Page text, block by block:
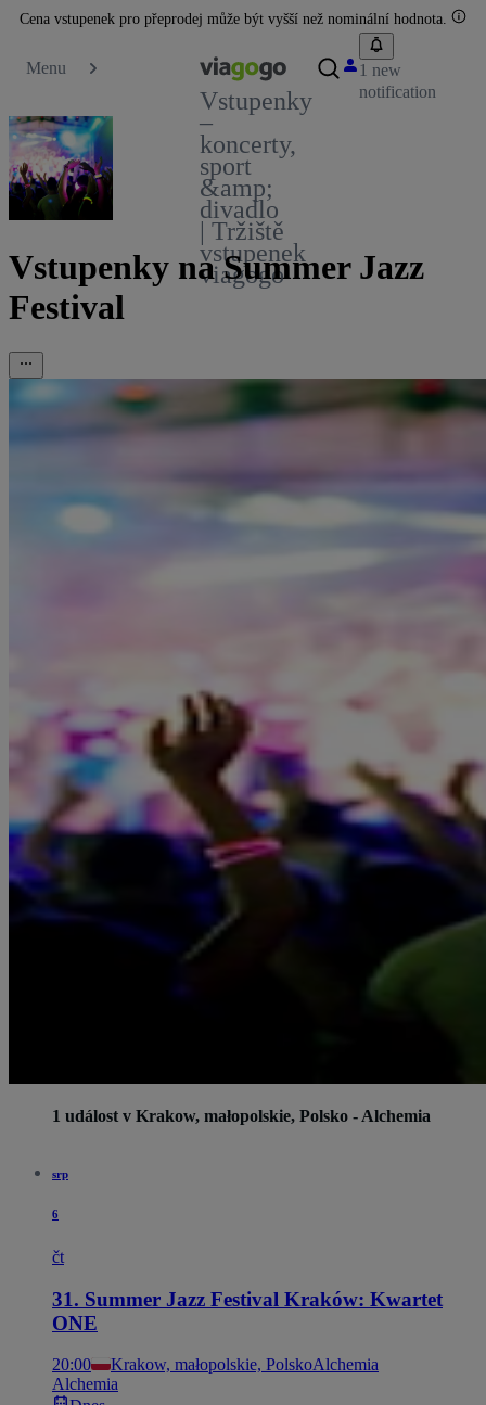
Cena vstupenek pro přeprodej může být vyšší než nominální hodnota.
Menu
Vstupenky
–
koncerty,
sport
&amp;
divadlo
| Tržiště
vstupenek
viagogo
1 new
notification
Vstupenky na Summer Jazz
Festival
1 událost v Krakow, małopolskie, Polsko - Alchemia
srp
6
čt
31. Summer Jazz Festival Kraków: Kwartet
ONE
20:00 Krakow, małopolskie, PolskoAlchemia
Alchemia